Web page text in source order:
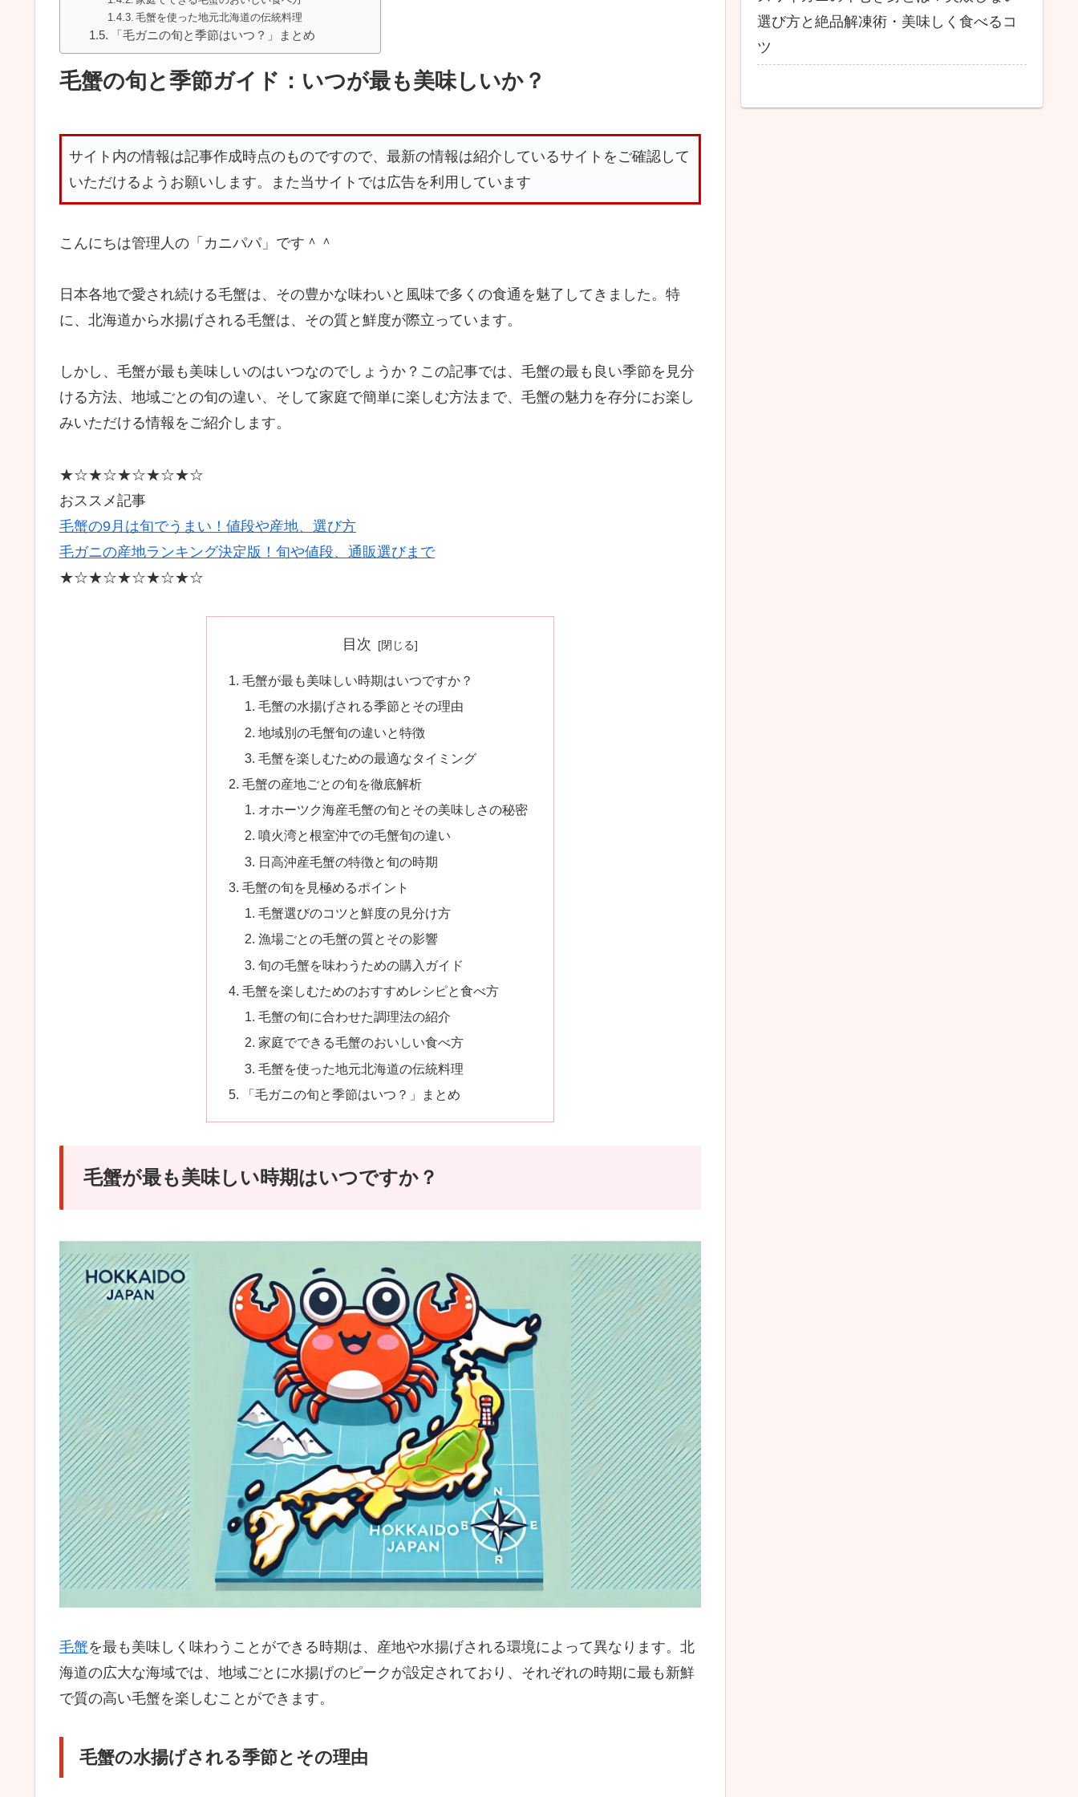
毛蟹を使った地元北海道の伝統料理
「毛ガニの旬と季節はいつ？」まとめ
毛蟹の旬と季節ガイド：いつが最も美味しいか？
サイト内の情報は記事作成時点のものですので、最新の情報は紹介しているサイトをご確認して
いただけるようお願いします。また当サイトでは広告を利用しています
こんにちは管理人の「カニパパ」です＾＾
日本各地で愛され続ける毛蟹は、その豊かな味わいと風味で多くの食通を魅了してきました。特
に、北海道から水揚げされる毛蟹は、その質と鮮度が際立っています。
しかし、毛蟹が最も美味しいのはいつなのでしょうか？この記事では、毛蟹の最も良い季節を見分
ける方法、地域ごとの旬の違い、そして家庭で簡単に楽しむ方法まで、毛蟹の魅力を存分にお楽し
みいただける情報をご紹介します。
★☆★☆★☆★☆★☆
おススメ記事
毛蟹の9月は旬でうまい！値段や産地、選び方
毛ガニの産地ランキング決定版！旬や値段、通販選びまで
★☆★☆★☆★☆★☆
目次
毛蟹が最も美味しい時期はいつですか？
毛蟹の水揚げされる季節とその理由
地域別の毛蟹旬の違いと特徴
毛蟹を楽しむための最適なタイミング
毛蟹の産地ごとの旬を徹底解析
オホーツク海産毛蟹の旬とその美味しさの秘密
噴火湾と根室沖での毛蟹旬の違い
日高沖産毛蟹の特徴と旬の時期
毛蟹の旬を見極めるポイント
毛蟹選びのコツと鮮度の見分け方
漁場ごとの毛蟹の質とその影響
旬の毛蟹を味わうための購入ガイド
毛蟹を楽しむためのおすすめレシピと食べ方
毛蟹の旬に合わせた調理法の紹介
家庭でできる毛蟹のおいしい食べ方
毛蟹を使った地元北海道の伝統料理
「毛ガニの旬と季節はいつ？」まとめ
毛蟹が最も美味しい時期はいつですか？
毛蟹を最も美味しく味わうことができる時期は、産地や水揚げされる環境によって異なります。北
海道の広大な海域では、地域ごとに水揚げのピークが設定されており、それぞれの時期に最も新鮮
で質の高い毛蟹を楽しむことができます。
毛蟹の水揚げされる季節とその理由
選び方と絶品解凍術・美味しく食べるコ
ツ